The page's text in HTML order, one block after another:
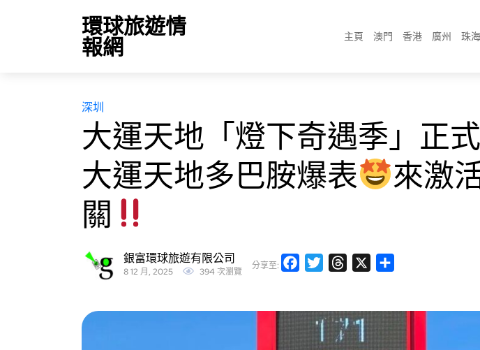
環球旅遊情
報網 主頁 澳門 香港 廣州 珠海
深圳
大運天地「燈下奇遇季」正
大運天地多巴胺爆表
來激
關
銀富環球旅遊有限公司
8 12 月, 2025 394 次瀏覽
分享至: FacebookTwitterThreads